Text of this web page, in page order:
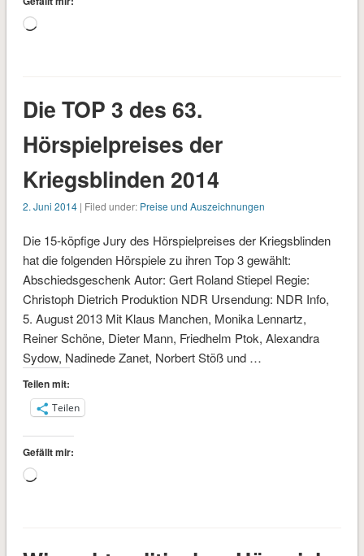
Wird
Die TOP 3 des 63.
Hörspielpreises der
Kriegsblinden 2014
2. Juni 2014| Filed under: Preise und Auszeichnungen
Die 15-köpfige Jury des Hörspielpreises der Kriegsblinden
hat die folgenden Hörspiele zu ihren Top 3 gewählt:
Abschiedsgeschenk Autor: Gert Roland Stiepel Regie:
Christoph Dietrich Produktion NDR Ursendung: NDR Info,
5. August 2013 Mit Klaus Manchen, Monika Lennartz,
Reiner Schöne, Dieter Mann, Friedhelm Ptok, Alexandra
Sydow, Nadinede Zanet, Norbert Stöß und …
Teilen mit:
Teilen
Gefällt mir:
Wird